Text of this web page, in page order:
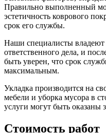
Правильно выполненный
эстетичность коврового
срок его службы.
Наши специалисты владеют
ответственного дела, и
быть уверен, что срок
максимальным.
Укладка производится на
мебели и уборка мусора в
услуги могут быть оказаны
Стоимость работ